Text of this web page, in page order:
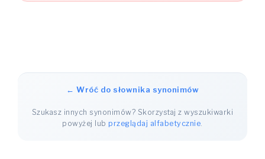
← Wróć do słownika synonimów
Szukasz innych synonimów? Skorzystaj z wyszukiwarki
powyżej lubprzeglądaj alfabetycznie.